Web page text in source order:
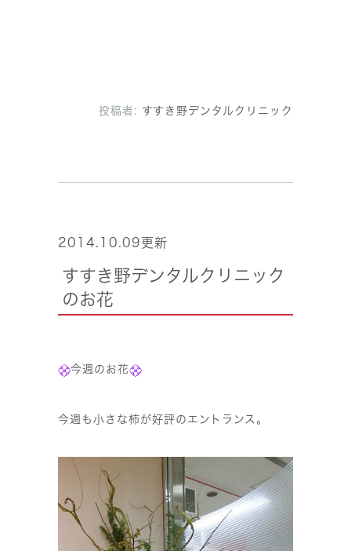
投稿者: すすき野デンタルクリニック
2014.10.09更新
すすき野デンタルクリニック
のお花
今週のお花
今週も小さな柿が好評のエントランス。